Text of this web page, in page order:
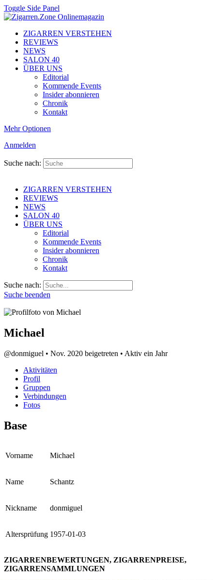
Toggle Side Panel
ZIGARREN VERSTEHEN
REVIEWS
NEWS
SALON 40
ÜBER UNS
Editorial
Kommende Events
Insider abonnieren
Chronik
Kontakt
Mehr Optionen
Anmelden
Suche nach:
ZIGARREN VERSTEHEN
REVIEWS
NEWS
SALON 40
ÜBER UNS
Editorial
Kommende Events
Insider abonnieren
Chronik
Kontakt
Suche nach:
Suche beenden
Michael
@donmiguel • Nov. 2020 beigetreten • Aktiv ein Jahr
Aktivitäten
Profil
Gruppen
Verbindungen
Fotos
Base
Vorname Michael
Name Schantz
Nickname donmiguel
Altersprüfung 1957-01-03
ZIGARRENBEWERTUNGEN, ZIGARRENPREISE,
ZIGARRENSAMMLUNGEN